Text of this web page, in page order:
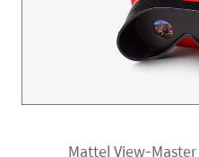
Mattel View-Master